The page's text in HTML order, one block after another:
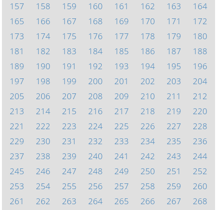
157
158 159 160 161 162 163
164
165
166 167 168 169 170 171
172
173
174 175 176 177 178 179
180
181
182 183 184 185 186 187
188
189
190 191 192 193 194 195
196
197
198 199 200 201 202 203
204
205
206 207 208 209 210 211
212
213
214 215 216 217 218 219
220
221
222 223 224 225 226 227
228
229
230 231 232 233 234 235
236
237
238 239 240 241 242 243
244
245
246 247 248 249 250 251
252
253
254 255 256 257 258 259
260
261
262 263 264 265 266 267
268